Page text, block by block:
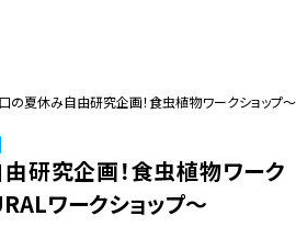
の夏休み自由研究企画！食虫植物ワークショップ
研究企画！食虫植物ワーク
ワークショップ～